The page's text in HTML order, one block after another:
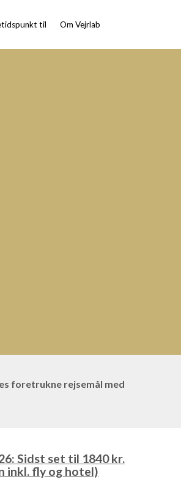
til Om Vejrlab
foretrukne rejsemål med
Sidst set til 1840 kr.
inkl. fly og hotel)